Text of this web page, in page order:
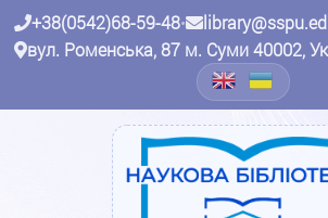
+38(0542)68-59-48•
вул. Роменська, 87 м. Суми 40002,